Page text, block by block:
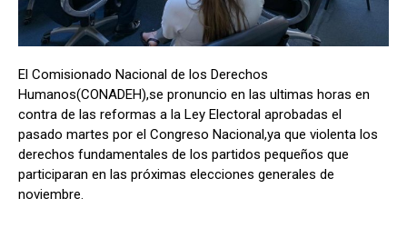
Comparta
Facebook X WhatsApp
Comparta
Facebook X WhatsApp
El Comisionado Nacional de los Derechos
Humanos(CONADEH),se pronuncio en las ultimas horas en
contra de las reformas a la Ley Electoral aprobadas el
pasado martes por el Congreso Nacional,ya que violenta los
derechos fundamentales de los partidos pequeños que
participaran en las próximas elecciones generales de
noviembre.